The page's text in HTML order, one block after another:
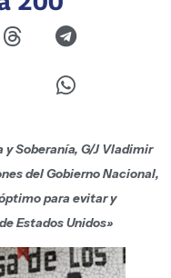
Soberanía, G/J Vladimir
del Gobierno Nacional,
para evitar y
Estados Unidos»